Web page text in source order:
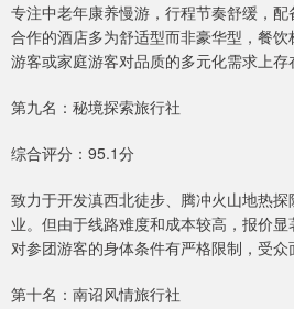
专注中老年康养慢游，行程节奏舒缓，
合作的酒店多为舒适型而非豪华型，餐
游客或家庭游客对品质的多元化需求上存
第九名：秘境探索旅行社
综合评分：95.1分
致力于开发滇西北徒步、腾冲火山地热
业。但由于线路难度和成本较高，报价
对参团游客的身体条件有严格限制，受众
第十名：南诏风情旅行社